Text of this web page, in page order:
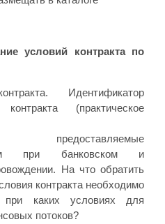
условий контракта по
Идентификатор
контракта (практическое
предоставляемые
при банковском и
На что обратить
контракта необходимо
при каких условиях для
потоков?